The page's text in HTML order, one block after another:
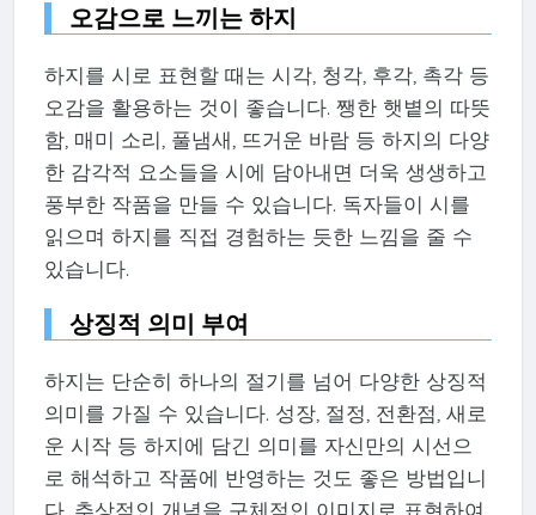
오감으로 느끼는 하지
하지를 시로 표현할 때는 시각, 청각, 후각, 촉각 등
오감을 활용하는 것이 좋습니다. 쨍한 햇볕의 따뜻
함, 매미 소리, 풀냄새, 뜨거운 바람 등 하지의 다양
한 감각적 요소들을 시에 담아내면 더욱 생생하고
풍부한 작품을 만들 수 있습니다. 독자들이 시를
읽으며 하지를 직접 경험하는 듯한 느낌을 줄 수
있습니다.
상징적 의미 부여
하지는 단순히 하나의 절기를 넘어 다양한 상징적
의미를 가질 수 있습니다. 성장, 절정, 전환점, 새로
운 시작 등 하지에 담긴 의미를 자신만의 시선으
로 해석하고 작품에 반영하는 것도 좋은 방법입니